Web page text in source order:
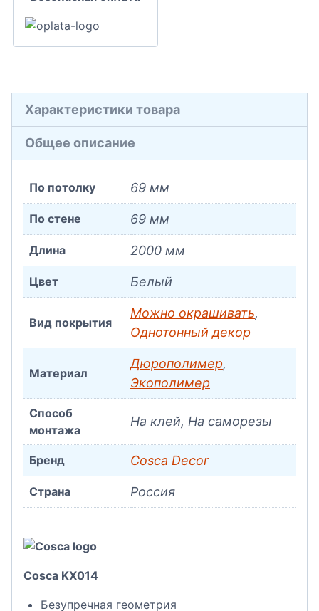
Характеристики товара
Общее описание
По потолку 69 мм
По стене 69 мм
Длина 2000 мм
Цвет Белый
Вид покрытия
Можно окрашивать,
Однотонный декор
Материал
Дюрополимер,
Экополимер
Способ
монтажа
На клей, На саморезы
Бренд Cosca Decor
Страна Россия
Cosca KX014
Безупречная геометрия